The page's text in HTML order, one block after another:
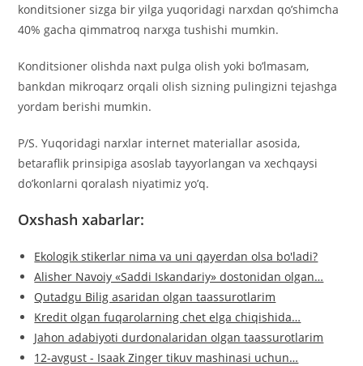
konditsioner sizga bir yilga yuqoridagi narxdan qo’shimcha
40% gacha qimmatroq narxga tushishi mumkin.
Konditsioner olishda naxt pulga olish yoki bo’lmasam,
bankdan mikroqarz orqali olish sizning pulingizni tejashga
yordam berishi mumkin.
P/S. Yuqoridagi narxlar internet materiallar asosida,
betaraflik prinsipiga asoslab tayyorlangan va xechqaysi
do’konlarni qoralash niyatimiz yo’q.
Oxshash xabarlar:
Ekologik stikerlar nima va uni qayerdan olsa bo'ladi?
Alisher Navoiy «Saddi Iskandariy» dostonidan olgan…
Qutadgu Bilig asaridan olgan taassurotlarim
Kredit olgan fuqarolarning chet elga chiqishida…
Jahon adabiyoti durdonalaridan olgan taassurotlarim
12-avgust - Isaak Zinger tikuv mashinasi uchun…